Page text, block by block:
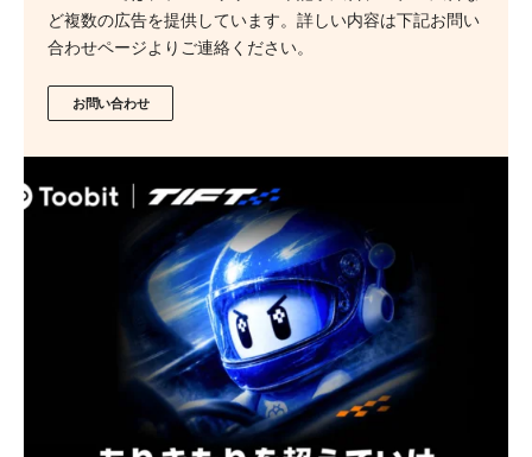
ど複数の広告を提供しています。詳しい内容は下記お問い
合わせページよりご連絡ください。
お問い合わせ